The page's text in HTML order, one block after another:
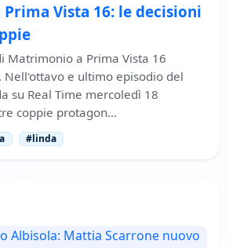
Vista 16: le decisioni
Matrimonio a Prima Vista 16
e ultimo episodio del
su Real Time mercoledì 18
coppie protagon…
#linda